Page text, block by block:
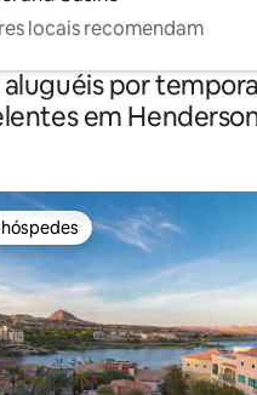
locais recomendam
por
em
preferidos dos hóspedes